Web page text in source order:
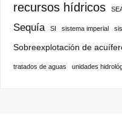
recursos hídricos
Sequía SI sistema imperial
Sobreexplotación de
tratados de aguas unidades